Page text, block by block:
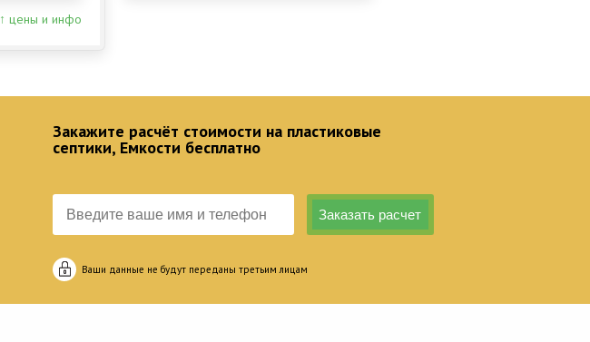
↑ цены и инфо
Закажите расчёт стоимости на пластиковые
септики, Емкости бесплатно
Ваши данные не будут переданы третьим лицам